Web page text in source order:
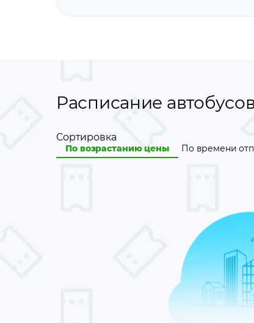
Расписание
Сортировка
По возрастанию цены По времени